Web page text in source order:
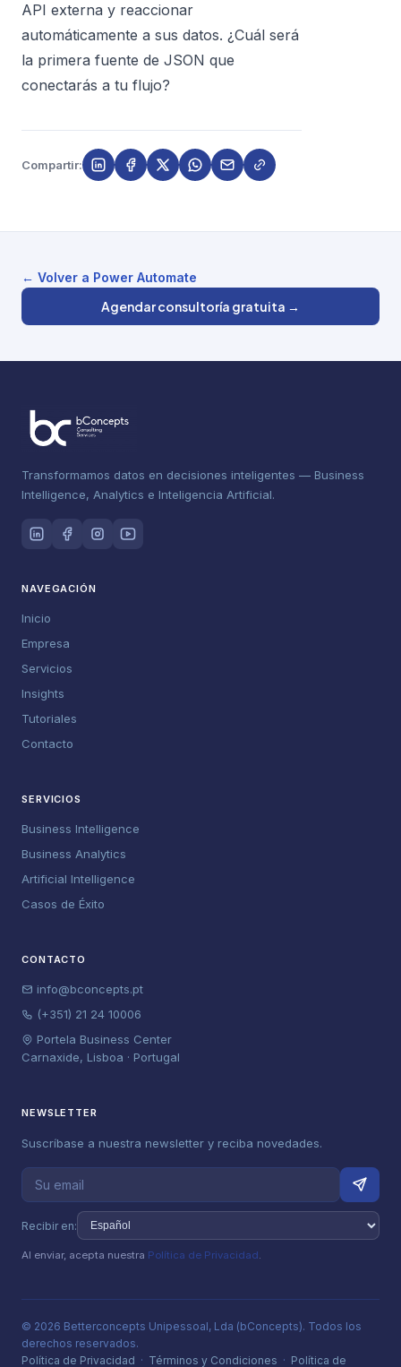
API externa y reaccionar
automáticamente a sus datos. ¿Cuál será
la primera fuente de JSON que
conectarás a tu flujo?
Compartir:
← Volver a Power Automate
Agendar consultoría gratuita →
Transformamos datos en decisiones inteligentes — Business
Intelligence, Analytics e Inteligencia Artificial.
NAVEGACIÓN
Inicio
Empresa
Servicios
Insights
Tutoriales
Contacto
SERVICIOS
Business Intelligence
Business Analytics
Artificial Intelligence
Casos de Éxito
CONTACTO
info@bconcepts.pt
(+351) 21 24 10006
Portela Business Center
Carnaxide, Lisboa · Portugal
NEWSLETTER
Suscríbase a nuestra newsletter y reciba novedades.
Recibir en:
Al enviar, acepta nuestra Política de Privacidad.
© 2026 Betterconcepts Unipessoal, Lda (bConcepts). Todos los
derechos reservados.
Política de Privacidad · Términos y Condiciones · Política de